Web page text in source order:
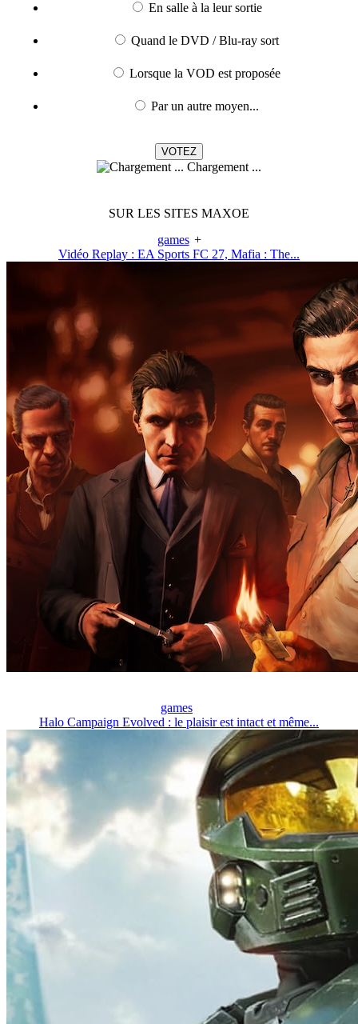
En salle à la leur sortie
Quand le DVD / Blu-ray sort
Lorsque la VOD est proposée
Par un autre moyen...
Chargement ...
SUR LES SITES MAXOE
games +
Vidéo Replay : EA Sports FC 27, Mafia : The...
games
Halo Campaign Evolved : le plaisir est intact et même...